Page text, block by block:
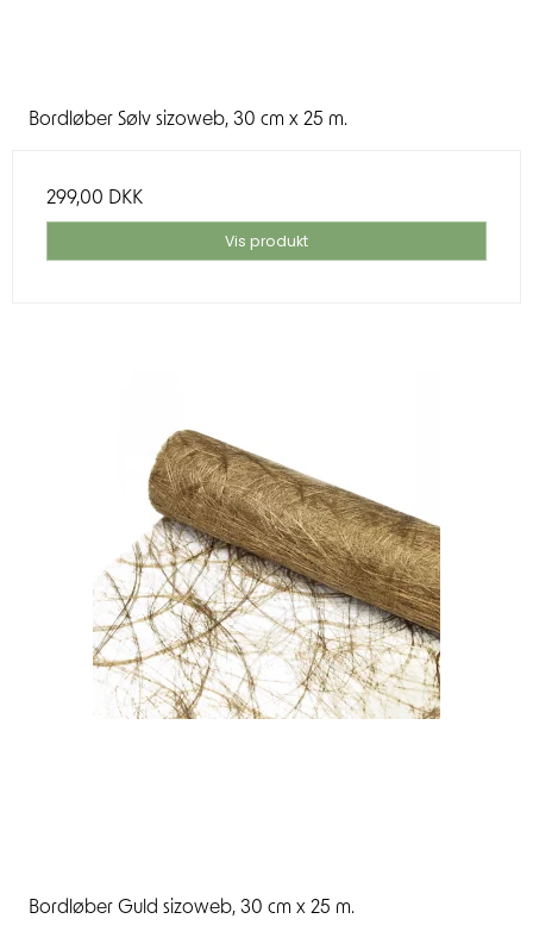
Bordløber Sølv sizoweb, 30 cm x 25 m.
299,00 DKK
Vis produkt
Bordløber Guld sizoweb, 30 cm x 25 m.